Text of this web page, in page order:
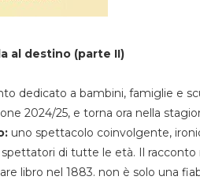
al destino (parte II)
dedicato a bambini, famiglie e
2024/25, e torna ora nella
uno spettacolo coinvolgente,
di tutte le età. Il racconto
libro nel 1883. non è solo una